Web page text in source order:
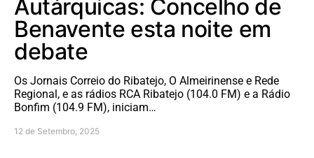
Autárquicas: Concelho de
Benavente esta noite em
debate
Os Jornais Correio do Ribatejo, O Almeirinense e Rede
Regional, e as rádios RCA Ribatejo (104.0 FM) e a Rádio
Bonfim (104.9 FM), iniciam…
12 de Setembro, 2025